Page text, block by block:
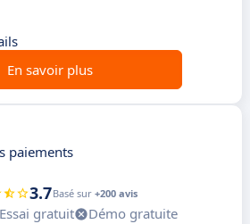
En savoir plus
paiements
3.7Basé sur +200 avis
Essai gratuit
Démo gratuite